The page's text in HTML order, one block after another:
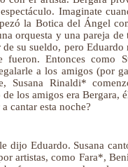
Imaginate
la Botica del Ángel
orquesta y una pareja
su sueldo, pero Eduardo
Entonces como
a los amigos (por
Susana Rinaldi*
los amigos era Bergara,
cantar esta noche?
dijo Eduardo. Susana
artistas, como Fara*,